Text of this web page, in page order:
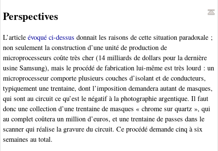
Perspectives
L’article évoqué ci-dessus donnait les raisons de cette situation paradoxale ;
non seulement la construction d’une unité de production de
microprocesseurs coûte très cher (14 milliards de dollars pour la dernière
usine Samsung), mais le procédé de fabrication lui-même est très lourd : un
microprocesseur comporte plusieurs couches d’isolant et de conducteurs,
typiquement une trentaine, dont l’imposition demandera autant de masques,
qui sont au circuit ce qu’est le négatif à la photographie argentique. Il faut
donc une collection d’une trentaine de masques « chrome sur quartz », qui
au complet coûtera un million d’euros, et une trentaine de passes dans le
scanner qui réalise la gravure du circuit. Ce procédé demande cinq à six
semaines au total.